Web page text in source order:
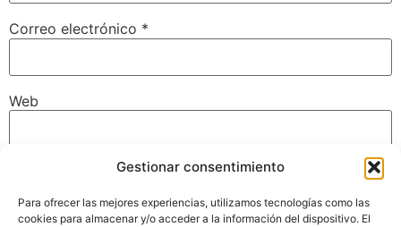
Gestionar consentimiento
Para ofrecer las mejores experiencias, utilizamos tecnologías como las
cookies para almacenar y/o acceder a la información del dispositivo. El
Correo electrónico *
Web
navegador para la próxima vez que comente.